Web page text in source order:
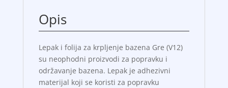
Opis
Lepak i folija za krpljenje bazena Gre (V12)
su neophodni proizvodi za popravku i
održavanje bazena. Lepak je adhezivni
materijal koji se koristi za popravku